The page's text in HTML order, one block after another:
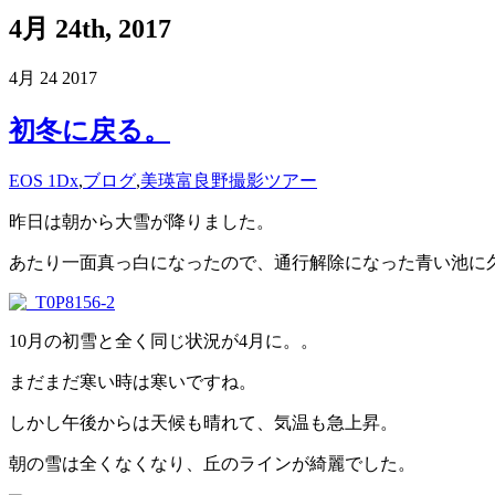
4月 24th, 2017
4月 24 2017
初冬に戻る。
EOS 1Dx,ブログ,美瑛富良野撮影ツアー
昨日は朝から大雪が降りました。
あたり一面真っ白になったので、通行解除になった青い池に
10月の初雪と全く同じ状況が4月に。。
まだまだ寒い時は寒いですね。
しかし午後からは天候も晴れて、気温も急上昇。
朝の雪は全くなくなり、丘のラインが綺麗でした。